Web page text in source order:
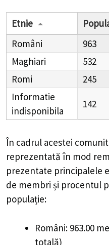
Etnie
Români
963
Maghiari
532
Romi
245
Informatie
indisponibila
142
În cadrul acestei
reprezentată în mod
prezentate principalele
de membri și procentul
populație:
Români: 963.00
totală)